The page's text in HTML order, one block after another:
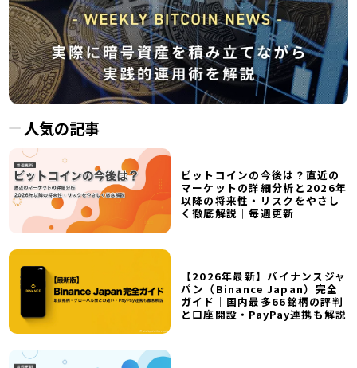
人気の記事
ビットコインの今後は？直近の
マーケットの詳細分析と2026年
以降の将来性・リスクをやさし
く徹底解説｜毎週更新
【2026年最新】バイナンスジャ
パン（Binance Japan）完全
ガイド｜国内最多66銘柄の評判
と口座開設・PayPay連携も解説